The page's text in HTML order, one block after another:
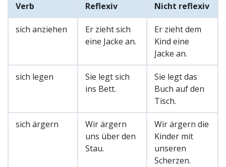
Verb Reflexiv Nicht reflexiv
sich anziehen
Er zieht sich
eine Jacke an.
Er zieht dem
Kind eine
Jacke an.
sich legen
Sie legt sich
ins Bett.
Sie legt das
Buch auf den
Tisch.
sich ärgern
Wir ärgern
uns über den
Stau.
Wir ärgern die
Kinder mit
unseren
Scherzen.